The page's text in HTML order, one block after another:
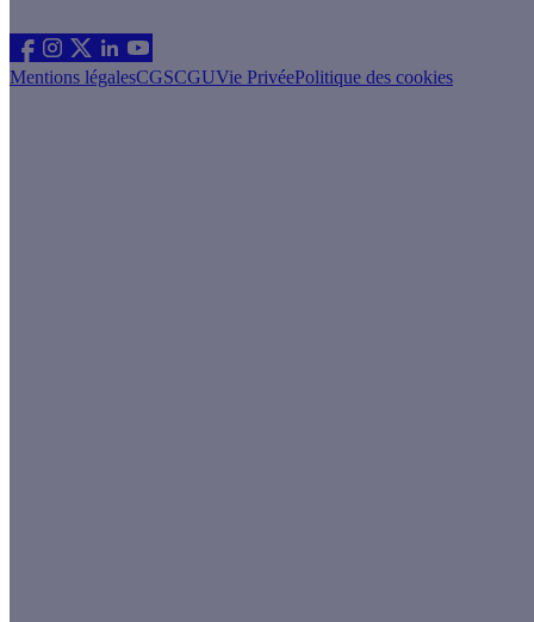
Mentions légalesCGSCGUVie PrivéePolitique des cookies